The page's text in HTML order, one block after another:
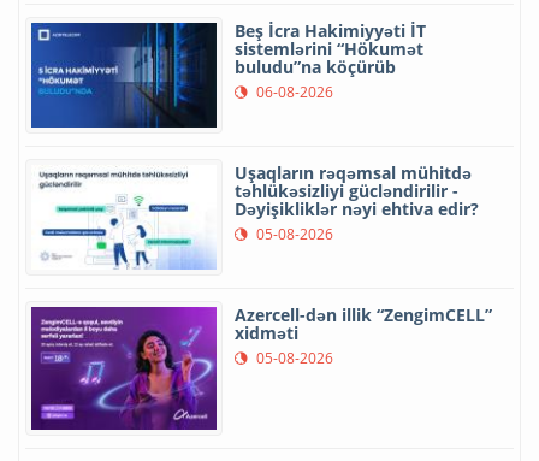
Beş İcra Hakimiyyəti İT
sistemlərini “Hökumət
buludu”na köçürüb
06-08-2026
Uşaqların rəqəmsal mühitdə
təhlükəsizliyi gücləndirilir -
Dəyişikliklər nəyi ehtiva edir?
05-08-2026
Azercell-dən illik “ZengimCELL”
xidməti
05-08-2026